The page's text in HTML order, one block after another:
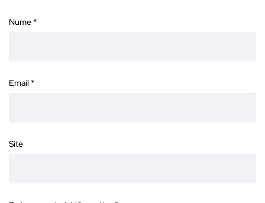
Nume *
Email *
Site